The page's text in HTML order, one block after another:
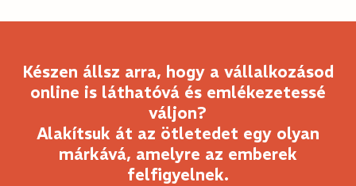
Készen állsz arra, hogy a vállalkozásod
online is láthatóvá és emlékezetessé
váljon?
Alakítsuk át az ötletedet egy olyan
márkává, amelyre az emberek
felfigyelnek.